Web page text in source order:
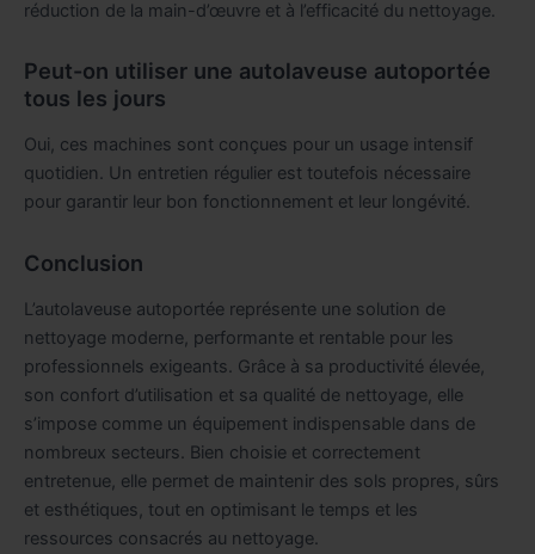
réduction de la main-d’œuvre et à l’efficacité du nettoyage.
Peut-on utiliser une autolaveuse autoportée
tous les jours
Oui, ces machines sont conçues pour un usage intensif
quotidien. Un entretien régulier est toutefois nécessaire
pour garantir leur bon fonctionnement et leur longévité.
Conclusion
L’autolaveuse autoportée représente une solution de
nettoyage moderne, performante et rentable pour les
professionnels exigeants. Grâce à sa productivité élevée,
son confort d’utilisation et sa qualité de nettoyage, elle
s’impose comme un équipement indispensable dans de
nombreux secteurs. Bien choisie et correctement
entretenue, elle permet de maintenir des sols propres, sûrs
et esthétiques, tout en optimisant le temps et les
ressources consacrés au nettoyage.